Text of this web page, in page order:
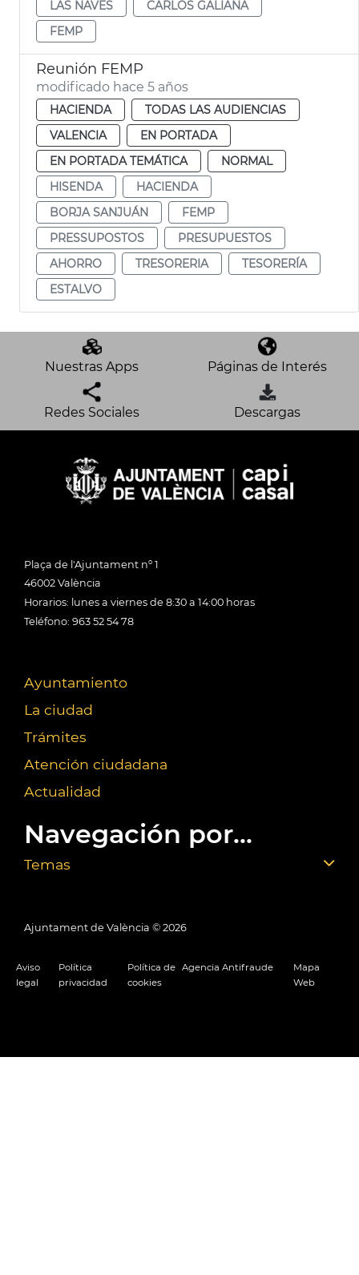
LAS NAVES
CARLOS GALIANA
FEMP
Reunión FEMP
modificado hace 5 años
HACIENDA
TODAS LAS AUDIENCIAS
VALENCIA
EN PORTADA
EN PORTADA TEMÁTICA
NORMAL
HISENDA
HACIENDA
BORJA SANJUÁN
FEMP
PRESSUPOSTOS
PRESUPUESTOS
AHORRO
TRESORERIA
TESORERÍA
ESTALVO
Nuestras Apps Páginas de Interés
Redes Sociales Descargas
Plaça de l'Ajuntament nº 1
46002 València
Horarios: lunes a viernes de 8:30 a 14:00 horas
Teléfono: 963 52 54 78
Ayuntamiento
La ciudad
Trámites
Atención ciudadana
Actualidad
Navegación por...
Temas
Ajuntament de València © 2026
Aviso
legal
Política
privacidad
Política de
cookies
Agencia Antifraude
Mapa
Web